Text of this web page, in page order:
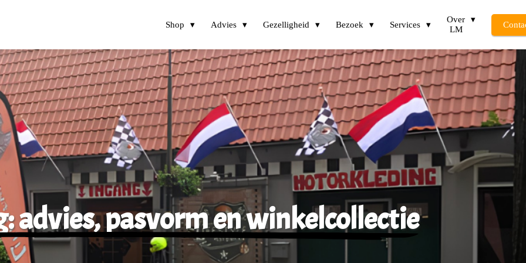
Shop Advies Gezelligheid Bezoek Services
Over
LM
advies, pasvorm en winkelcollectie